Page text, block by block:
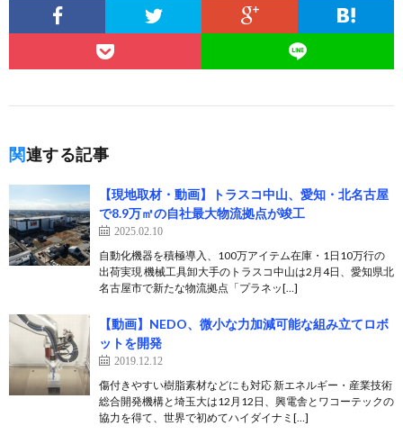
関連する記事
【現地取材・動画】トラスコ中山、愛知・北名古屋
で8.9万㎡の自社最大物流拠点が竣工
2025.02.10
自動化機器を積極導入、100万アイテム在庫・1日10万行の
出荷実現 機械工具卸大手のトラスコ中山は2月4日、愛知県北
名古屋市で新たな物流拠点「プラネッ[…]
【動画】NEDO、微小な力加減可能な組み立てロボ
ットを開発
2019.12.12
傷付きやすい樹脂素材などにも対応 新エネルギー・産業技術
総合開発機構と埼玉大は12月12日、興電舎とワコーテックの
協力を得て、世界で初めてハイダイナミ[…]